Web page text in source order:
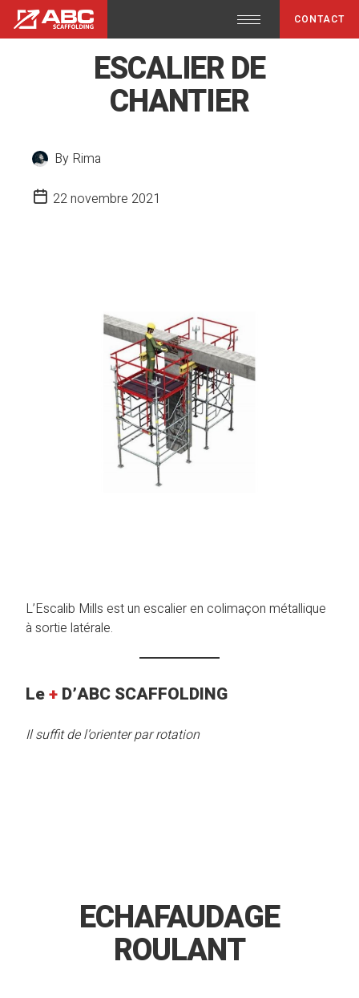
CONTACT
ESCALIER DE
CHANTIER
By Rima
22 novembre 2021
L’Escalib Mills est un escalier en colimaçon métallique
à sortie latérale.
Le+D’ABC SCAFFOLDING
Il suffit de l’orienter par rotation
ECHAFAUDAGE
ROULANT